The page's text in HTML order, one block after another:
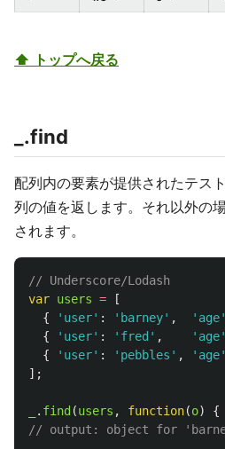
⬆ トップへ戻る
_.find
配列内の要素が提供されたテス
列の値を返します。それ以外の
されます。
// Underscore/Lodash
var users =
[
{
' user' : ' barney' , ' age'
{
' user' : ' fred ' , ' age'
{
' user' : ' pebbles ' , ' age'
];
. find (users , function(o) {
// output: object for